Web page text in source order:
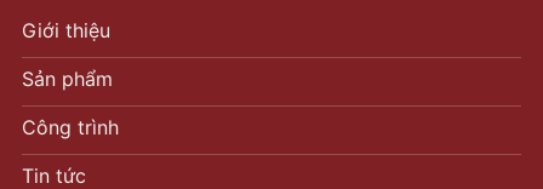
Giới thiệu
Sản phẩm
Công trình
Tin tức